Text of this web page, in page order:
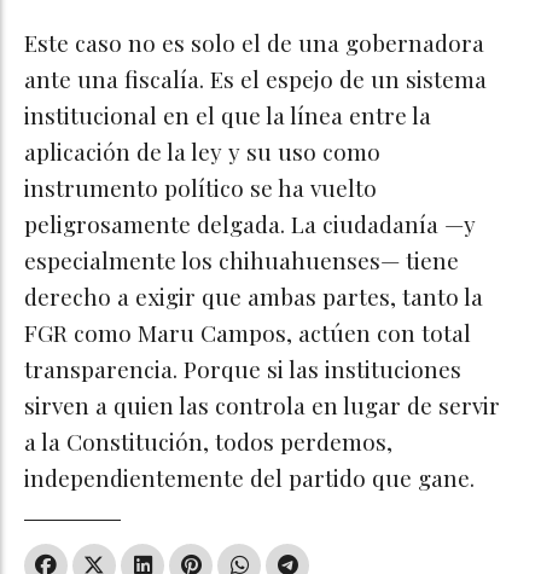
Este caso no es solo el de una gobernadora
ante una fiscalía. Es el espejo de un sistema
institucional en el que la línea entre la
aplicación de la ley y su uso como
instrumento político se ha vuelto
peligrosamente delgada. La ciudadanía —y
especialmente los chihuahuenses— tiene
derecho a exigir que ambas partes, tanto la
FGR como Maru Campos, actúen con total
transparencia. Porque si las instituciones
sirven a quien las controla en lugar de servir
a la Constitución, todos perdemos,
independientemente del partido que gane.